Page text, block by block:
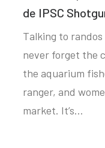
de IPSC
Talking to randos
never forget the
the aquarium
ranger, and
market. It’s…